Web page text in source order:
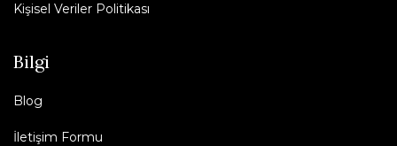
Kişisel Veriler Politikası
Bilgi
Blog
İletişim Formu